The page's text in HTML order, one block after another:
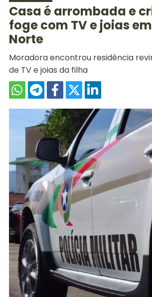
Casa é arrombada e
foge com TV e joias
Norte
Moradora encontrou residência
de TV e joias da filha